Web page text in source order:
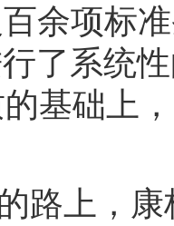
余项标
了系统
基础上
路上，